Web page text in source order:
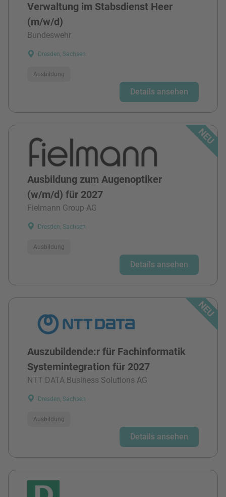
Verwaltung im Stabsdienst Heer
(m/w/d)
Bundeswehr
Dresden, Sachsen
Ausbildung
Details ansehen
Ausbildung zum Augenoptiker
(w/m/d) für 2027
Fielmann Group AG
Dresden, Sachsen
Ausbildung
Details ansehen
Auszubildende:r für Fachinformatik
Systemintegration für 2027
NTT DATA Business Solutions AG
Dresden, Sachsen
Ausbildung
Details ansehen